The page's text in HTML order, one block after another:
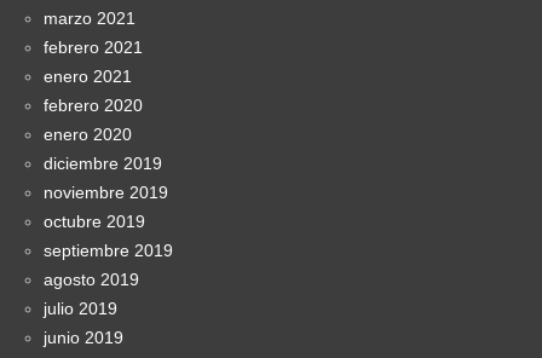
marzo 2021
febrero 2021
enero 2021
febrero 2020
enero 2020
diciembre 2019
noviembre 2019
octubre 2019
septiembre 2019
agosto 2019
julio 2019
junio 2019